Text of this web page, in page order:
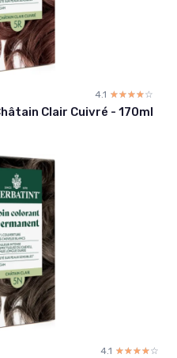
4.1 ☆☆☆☆☆
★★★★★
Clair Cuivré - 170ml
4.1 ☆☆☆☆☆
★★★★★